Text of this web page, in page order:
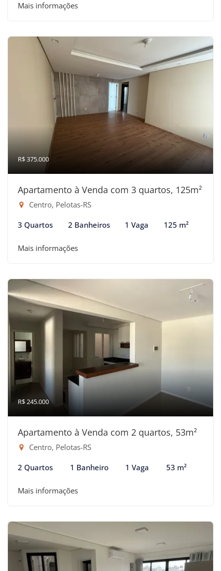
Mais informações
R$ 375.000
Apartamento à Venda com 3 quartos, 125m²
Centro, Pelotas-RS
3 Quartos 2 Banheiros 1 Vaga 125 m²
Mais informações
R$ 245.000
Apartamento à Venda com 2 quartos, 53m²
Centro, Pelotas-RS
2 Quartos 1 Banheiro 1 Vaga 53 m²
Mais informações